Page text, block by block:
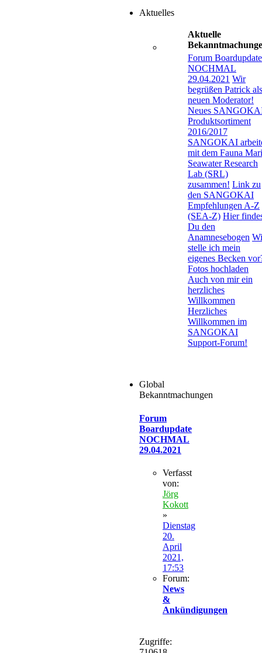
Aktuelles
Aktuelle
Forum Boardupdate
NOCHMAL
29.04.2021 Wir
begrüßen Patrick als
neuen Moderator!
Neues
Produktsortiment
2016/2017
SANGOKAI
mit dem Fauna
Seawater Research
Lab (SRL)
zusammen! Link zu
den SANGOKAI
Empfehlungen A-Z
(SEA-Z) Hier
Du den
Anamnesebogen
stelle ich mein
eigenes Becken
Fotos hochladen
Auch von mir ein
herzliches
Willkommen
Herzliches
Willkommen im
SANGOKAI
Support-Forum!
Global
Bekanntmachungen
Forum
Boardupdate
NOCHMAL
29.04.2021
Verfasst
von:
Jörg
Kokott
»
Dienstag
20.
April
2021,
17:53
Forum:
News
&
Ankündigungen
Zugriffe: